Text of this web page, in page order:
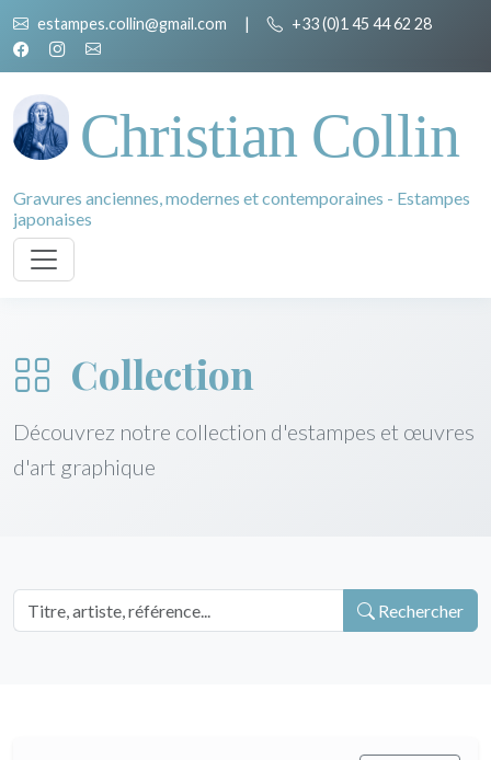
estampes.collin@gmail.com | +33 (0)1 45 44 62 28
Christian Collin
Gravures anciennes, modernes et contemporaines - Estampes
japonaises
Collection
Découvrez notre collection d'estampes et œuvres
d'art graphique
Rechercher